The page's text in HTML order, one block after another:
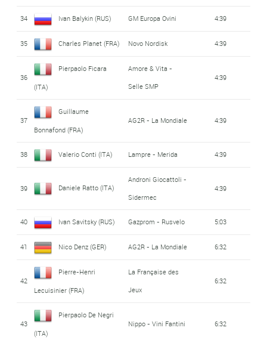
34 Ivan Balykin (RUS) GM Europa Ovini 4:39
35 Charles Planet (FRA) Novo Nordisk 4:39
36
Pierpaolo Ficara
(ITA)
Amore & Vita -
Selle SMP
4:39
37
Guillaume
Bonnafond (FRA)
AG2R - La Mondiale 4:39
38 Valerio Conti (ITA) Lampre - Merida 4:39
39 Daniele Ratto (ITA)
Androni Giocattoli -
Sidermec
4:39
40 Ivan Savitsky (RUS) Gazprom - Rusvelo 5:03
41 Nico Denz (GER) AG2R - La Mondiale 6:32
42
Pierre-Henri
Lecuisinier (FRA)
La Française des
Jeux
6:32
43
Pierpaolo De Negri
(ITA)
Nippo - Vini Fantini 6:32